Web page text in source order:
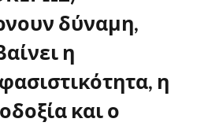
δύναμη,
η
η
και ο